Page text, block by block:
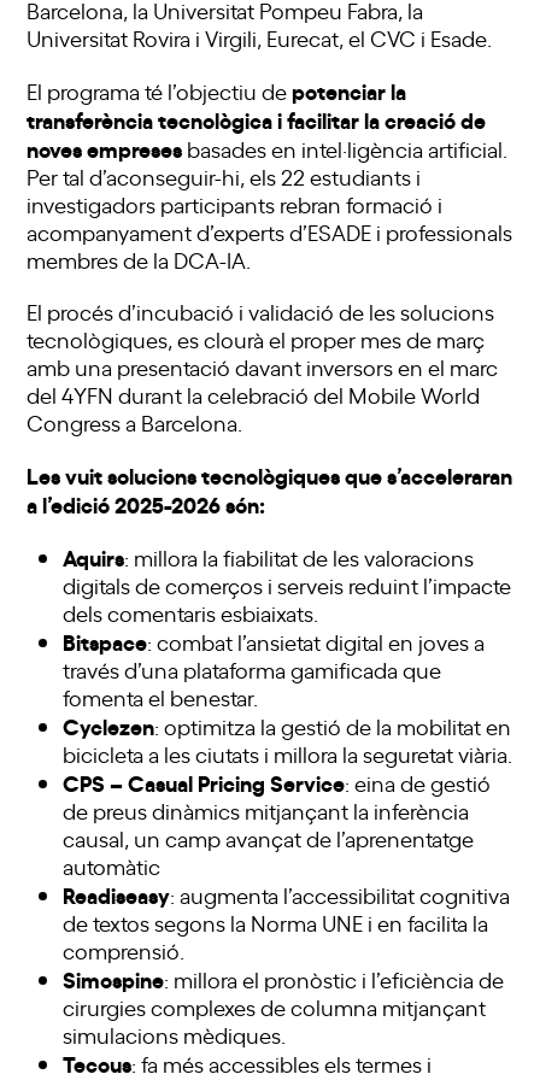
Barcelona, la Universitat Pompeu Fabra, la
Universitat Rovira i Virgili, Eurecat, el CVC i Esade.
El programa té l’objectiu depotenciar la
transferència tecnològica i facilitar la creació de
noves empreses basades en intel·ligència artificial.
Per tal d’aconseguir-hi, els 22 estudiants i
investigadors participants rebran formació i
acompanyament d’experts d’ESADE i professionals
membres de la DCA-IA.
El procés d’incubació i validació de les solucions
tecnològiques, es clourà el proper mes de març
amb una presentació davant inversors en el marc
del 4YFN durant la celebració del Mobile World
Congress a Barcelona.
Les vuit solucions tecnològiques que s’acceleraran
a l’edició 2025-2026 són:
Aquirs: millora la fiabilitat de les valoracions
digitals de comerços i serveis reduint l’impacte
dels comentaris esbiaixats.
Bitspace: combat l’ansietat digital en joves a
través d’una plataforma gamificada que
fomenta el benestar.
Cyclezen: optimitza la gestió de la mobilitat en
bicicleta a les ciutats i millora la seguretat viària.
CPS – Casual Pricing Service: eina de gestió
de preus dinàmics mitjançant la inferència
causal, un camp avançat de l’aprenentatge
automàtic
Readiseasy: augmenta l’accessibilitat cognitiva
de textos segons la Norma UNE i en facilita la
comprensió.
Simospine: millora el pronòstic i l’eficiència de
cirurgies complexes de columna mitjançant
simulacions mèdiques.
Tecous: fa més accessibles els termes i